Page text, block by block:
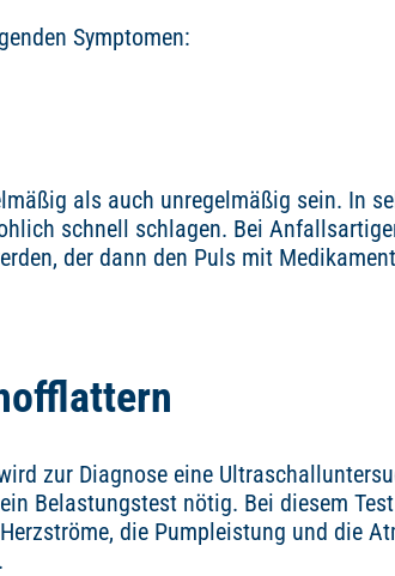
Symptomen:
als auch unregelmäßig sein. In
schnell schlagen. Bei
der dann den Puls mit
zur Diagnose eine
Belastungstest nötig. Bei diesem
die Pumpleistung und die